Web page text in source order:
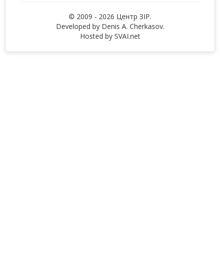
© 2009 - 2026 Центр ЗIР.
Developed by Denis A. Cherkasov.
Hosted by SVAI.net